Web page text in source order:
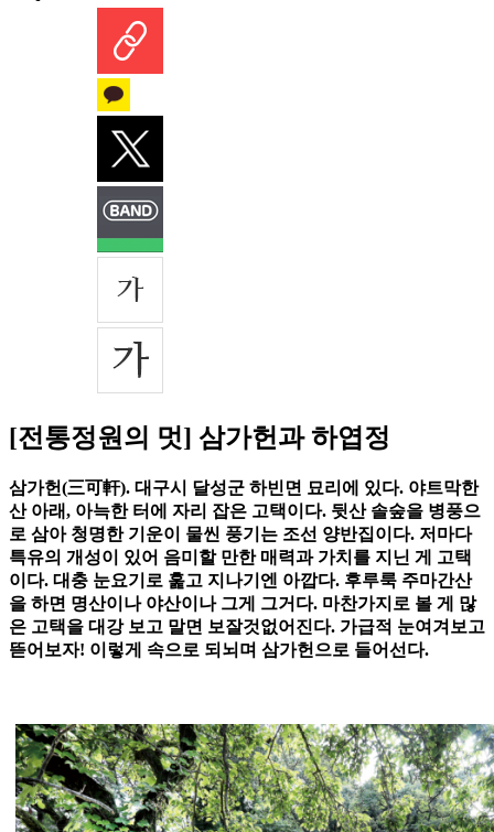
[전통정원의 멋] 삼가헌과 하엽정
삼가헌(三可軒). 대구시 달성군 하빈면 묘리에 있다. 야트막한
산 아래, 아늑한 터에 자리 잡은 고택이다. 뒷산 솔숲을 병풍으
로 삼아 청명한 기운이 물씬 풍기는 조선 양반집이다. 저마다
특유의 개성이 있어 음미할 만한 매력과 가치를 지닌 게 고택
이다. 대충 눈요기로 훑고 지나기엔 아깝다. 후루룩 주마간산
을 하면 명산이나 야산이나 그게 그거다. 마찬가지로 볼 게 많
은 고택을 대강 보고 말면 보잘것없어진다. 가급적 눈여겨보고
뜯어보자! 이렇게 속으로 되뇌며 삼가헌으로 들어선다.